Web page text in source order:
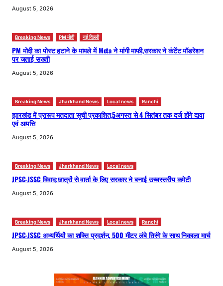
August 5, 2026
Breaking News PM मोदी नई दिल्ली
PM मोदी का पोस्ट हटाने के मामले में Meta ने मांगी माफी,सरकार ने कंटेंट मॉडरेशन
पर जताई सख्ती
August 5, 2026
Breaking News Jharkhand News Local news Ranchi
झारखंड में प्रारूप मतदाता सूची प्रकाशित,5अगस्त से 4 सितंबर तक दर्ज होंगे दावा
एवं आपत्ति
August 5, 2026
Breaking News Jharkhand News Local news
JPSC-JSSC विवाद:छात्रों से वार्ता के लिए सरकार ने बनाई उच्चस्तरीय कमेटी
August 5, 2026
Breaking News Jharkhand News Local news Ranchi
JPSC-JSSC अभ्यर्थियों का शक्ति प्रदर्शन, 500 मीटर लंबे तिरंगे के साथ निकाला मार्च
August 5, 2026